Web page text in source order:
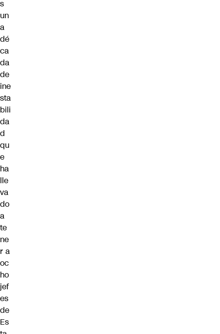
s
un
a
dé
ca
da
de
ine
sta
bili
da
d
qu
e
ha
lle
va
do
a
te
ne
r a
oc
ho
jef
es
de
Es